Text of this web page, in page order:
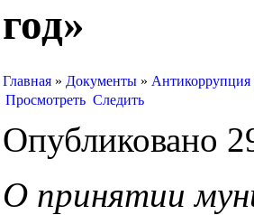
год»
Главная » Документы »
Просмотреть Следить
Опубликовано
О принятии